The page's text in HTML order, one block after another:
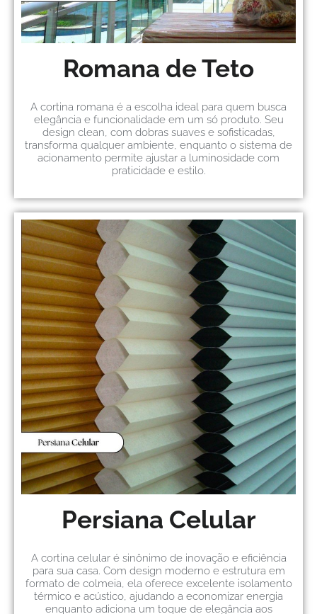
Romana de Teto
A cortina romana é a escolha ideal para quem busca
elegância e funcionalidade em um só produto. Seu
design clean, com dobras suaves e sofisticadas,
transforma qualquer ambiente, enquanto o sistema de
acionamento permite ajustar a luminosidade com
praticidade e estilo.
Persiana Celular
A cortina celular é sinônimo de inovação e eficiência
para sua casa. Com design moderno e estrutura em
formato de colmeia, ela oferece excelente isolamento
térmico e acústico, ajudando a economizar energia
enquanto adiciona um toque de elegância aos